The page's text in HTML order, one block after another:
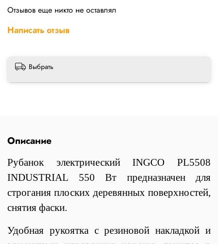
Отзывов еще никто не оставлял
Написать отзыв
Выбрать
Описание
Рубанок электрический INGCO PL5508
INDUSTRIAL 550 Вт предназначен для
строгания плоских деревянных поверхностей,
снятия фаски.
Удобная рукоятка с резиновой накладкой и